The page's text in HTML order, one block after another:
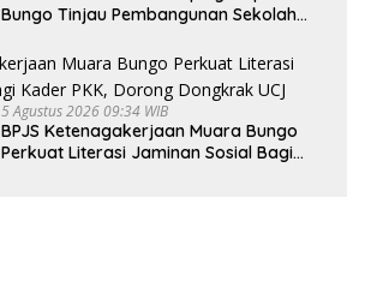
Bungo Tinjau Pembangunan Sekolah
5 Agustus 2026 09:34 WIB
BPJS Ketenagakerjaan Muara Bungo
Perkuat Literasi Jaminan Sosial Bagi